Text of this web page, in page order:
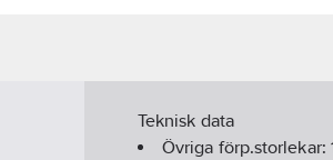
Teknisk data
Övriga förp.storlekar: